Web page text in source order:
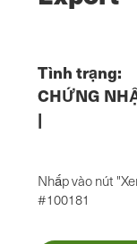
Tình trạng:
CHỨNG
|
Nhấp vào nút
#100181